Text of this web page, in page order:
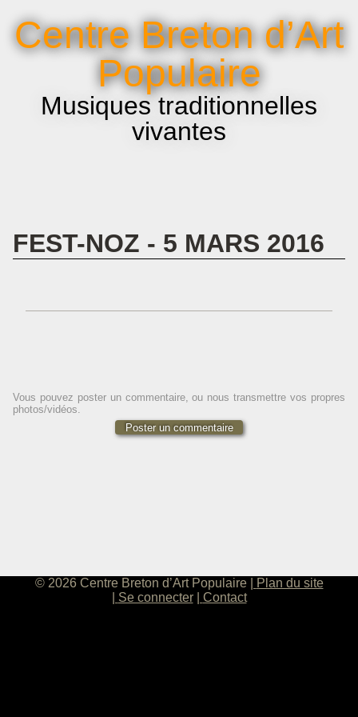
Centre Breton d’Art
Populaire
Musiques traditionnelles
vivantes
Infos pratiques
FEST-NOZ - 5 MARS 2016
Vous pouvez poster un commentaire, ou nous transmettre vos propres
photos/vidéos.
Poster un commentaire
© 2026 Centre Breton d’Art Populaire
Plan du site
Se connecter
Contact